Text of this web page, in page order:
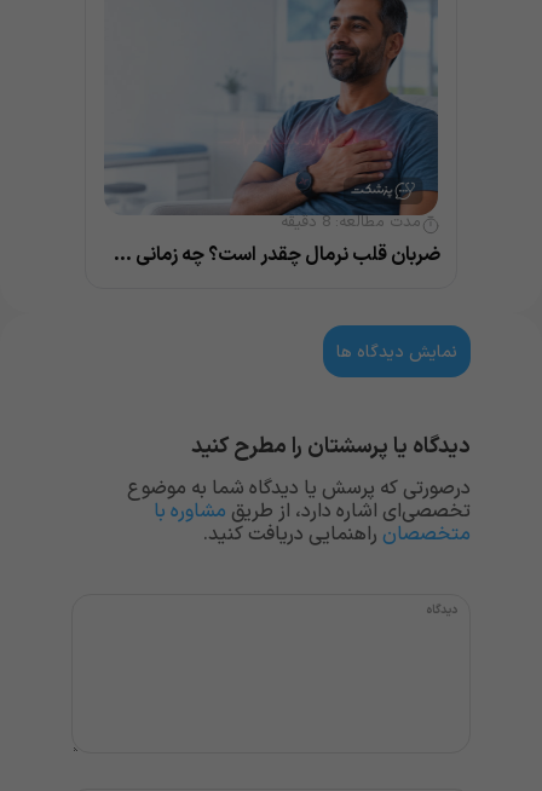
مدت مطالعه:8 دقیقه
ضربان قلب نرمال چقدر است؟ چه زمانی خطرناک می‌شود؟
نمایش دیدگاه ها
دیدگاه یا پرسشتان را مطرح کنید
درصورتی که پرسش یا دیدگاه شما به موضوع
تخصصی‌ای اشاره دارد، از طریق مشاوره با
متخصصان راهنمایی دریافت کنید.